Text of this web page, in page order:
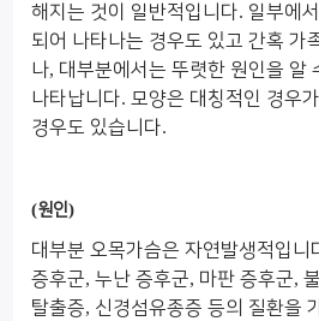
해지는 것이 일반적입니다. 일부에
되어 나타나는 경우도 있고 간혹 가
나, 대부분에서는 뚜렷한 원인을 알
나타납니다. 모양은 대칭적인 경우
경우도 있습니다.
(원인)
대부분 오목가슴은 자연발생적입니
증후군,누난 증후군, 마판 증후군,
탈출증, 신경섬유종증 등의 질환을